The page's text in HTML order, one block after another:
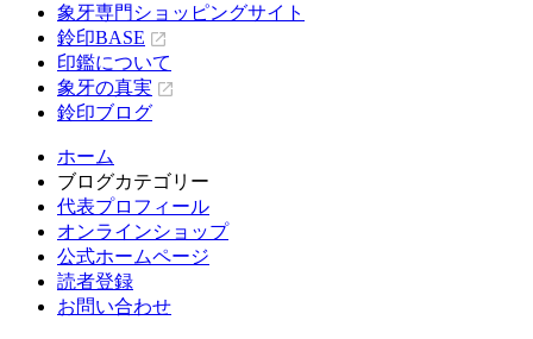
象牙専門ショッピングサイト
鈴印BASE
印鑑について
象牙の真実
鈴印ブログ
ホーム
ブログカテゴリー
代表プロフィール
オンラインショップ
公式ホームページ
読者登録
お問い合わせ